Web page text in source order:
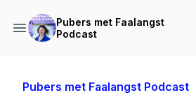
Pubers met Faalangst
Podcast
Pubers met Faalangst Podcast